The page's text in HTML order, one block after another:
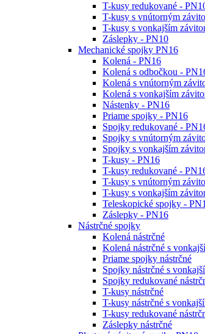
T-kusy redukované -
T-kusy s vnútorným
T-kusy s vonkajším
Záslepky - PN10
Mechanické spojky PN16
Kolená - PN16
Kolená s odbočkou -
Kolená s vnútorným
Kolená s vonkajším
Nástenky - PN16
Priame spojky - PN16
Spojky redukované -
Spojky s vnútorným
Spojky s vonkajším
T-kusy - PN16
T-kusy redukované -
T-kusy s vnútorným
T-kusy s vonkajším
Teleskopické spojky -
Záslepky - PN16
Nástrčné spojky
Kolená nástrčné
Kolená nástrčné s
Priame spojky nástrčné
Spojky nástrčné s
Spojky redukované
T-kusy nástrčné
T-kusy nástrčné s
T-kusy redukované
Záslepky nástrčné